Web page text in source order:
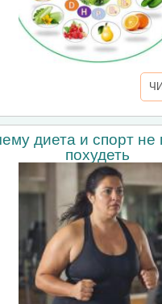
диета и спорт не
похудеть